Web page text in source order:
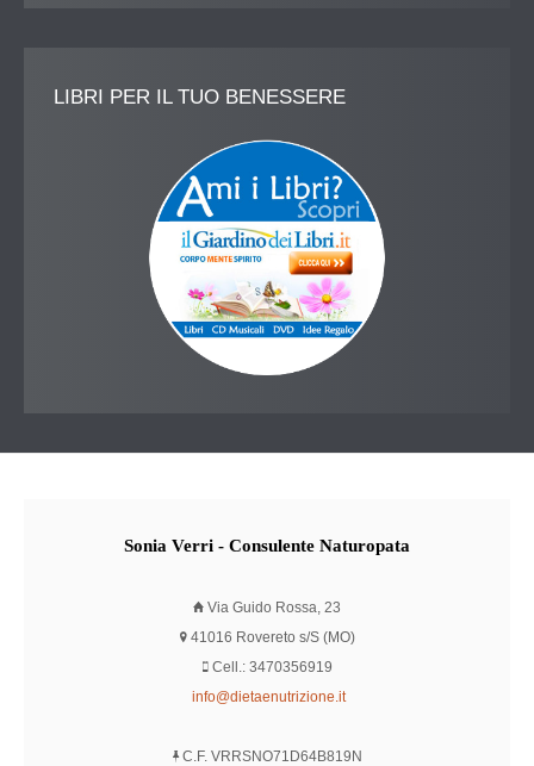
LIBRI PER IL TUO BENESSERE
Sonia Verri - Consulente Naturopata
Via Guido Rossa, 23
41016 Rovereto s/S (MO)
Cell.: 3470356919
info@dietaenutrizione.it
C.F. VRRSNO71D64B819N